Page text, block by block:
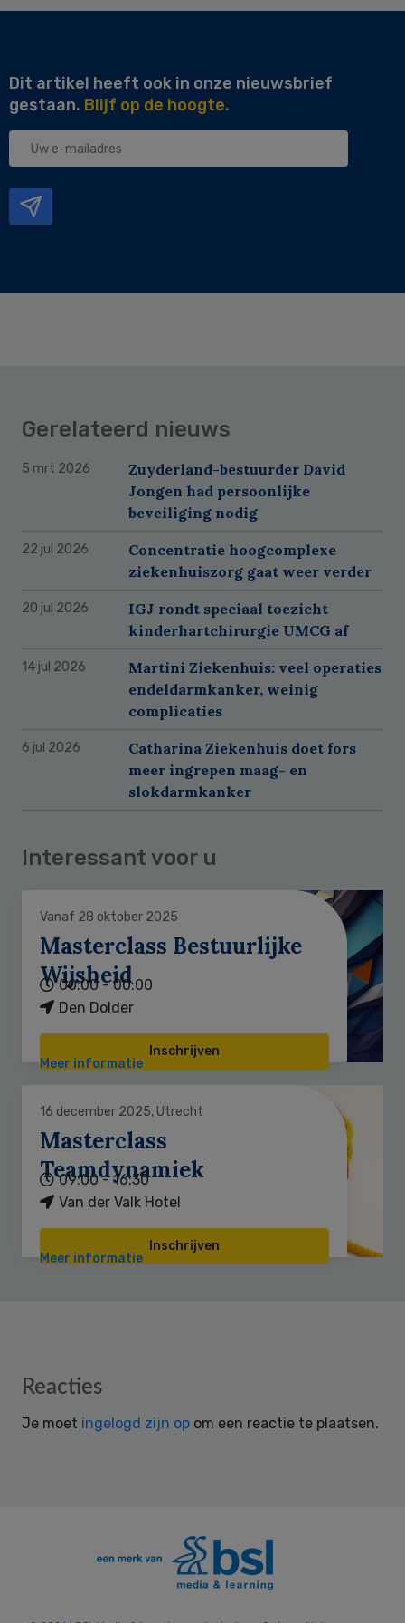
Dit artikel heeft ook in onze nieuwsbrief
gestaan. Blijf op de hoogte.
Uw
Gerelateerd nieuws
5 mrt 2026
Zuyderland-bestuurder David
Jongen had persoonlijke
beveiliging nodig
22 jul 2026
Concentratie hoogcomplexe
ziekenhuiszorg gaat weer verder
20 jul 2026
IGJ rondt speciaal toezicht
kinderhartchirurgie UMCG af
14 jul 2026
Martini Ziekenhuis: veel operaties
endeldarmkanker, weinig
complicaties
6 jul 2026
Catharina Ziekenhuis doet fors
meer ingrepen maag- en
slokdarmkanker
Interessant voor u
Vanaf 28 oktober 2025
Masterclass Bestuurlijke
Wijsheid
00:00 - 00:00
Den Dolder
Inschrijven
Meer informatie
16 december 2025, Utrecht
Masterclass
Teamdynamiek
09:00 - 16:30
Van der Valk Hotel
Inschrijven
Meer informatie
Reader
Reacties
Je moet ingelogd zijn op om een reactie te plaatsen.